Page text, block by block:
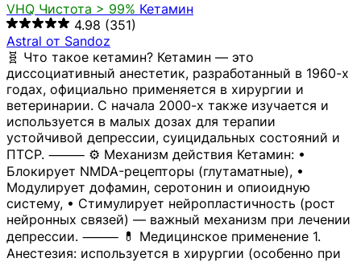
VHQ Чистота > 99% Кетамин
4.98 (351)
Astral от Sandoz
🧬 Что такое кетамин? Кетамин — это
диссоциативный анестетик, разработанный в 1960-х
годах, официально применяется в хирургии и
ветеринарии. С начала 2000-х также изучается и
используется в малых дозах для терапии
устойчивой депрессии, суицидальных состояний и
ПТСР. ⸻ ⚙️ Механизм действия Кетамин: •
Блокирует NMDA-рецепторы (глутаматные), •
Модулирует дофамин, серотонин и опиоидную
систему, • Стимулирует нейропластичность (рост
нейронных связей) — важный механизм при лечении
депрессии. ⸻ 💊 Медицинское применение 1.
Анестезия: используется в хирургии (особенно при